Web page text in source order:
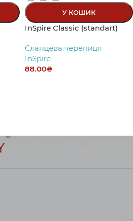
У КОШИК
InSpire Classic (standart)
Сланцева черепиця
InSpire
88.00₴